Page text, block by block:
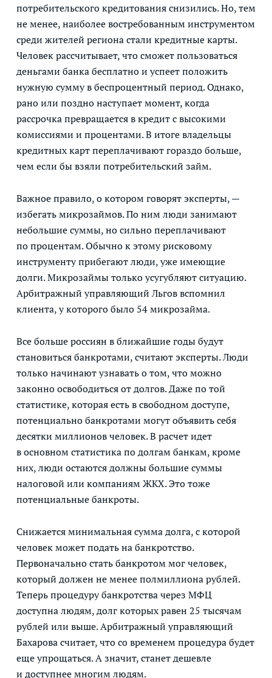
потребительского кредитования снизились. Но, тем
не менее, наиболее востребованным инструментом
среди жителей региона стали кредитные карты.
Человек рассчитывает, что сможет пользоваться
деньгами банка бесплатно и успеет положить
нужную сумму в беспроцентный период. Однако,
рано или поздно наступает момент, когда
рассрочка превращается в кредит с высокими
комиссиями и процентами. В итоге владельцы
кредитных карт переплачивают гораздо больше,
чем если бы взяли потребительский займ.
Важное правило, о котором говорят эксперты, —
избегать микрозаймов. По ним люди занимают
небольшие суммы, но сильно переплачивают
по процентам. Обычно к этому рисковому
инструменту прибегают люди, уже имеющие
долги. Микрозаймы только усугубляют ситуацию.
Арбитражный управляющий Льгов вспомнил
клиента, у которого было 54 микрозайма.
Все больше россиян в ближайшие годы будут
становиться банкротами, считают эксперты. Люди
только начинают узнавать о том, что можно
законно освободиться от долгов. Даже по той
статистике, которая есть в свободном доступе,
потенциально банкротами могут объявить себя
десятки миллионов человек. В расчет идет
в основном статистика по долгам банкам, кроме
них, люди остаются должны большие суммы
налоговой или компаниям ЖКХ. Это тоже
потенциальные банкроты.
Снижается минимальная сумма долга, с которой
человек может подать на банкротство.
Первоначально стать банкротом мог человек,
который должен не менее полмиллиона рублей.
Теперь процедуру банкротства через МФЦ
доступна людям, долг которых равен 25 тысячам
рублей или выше. Арбитражный управляющий
Бахарова считает, что со временем процедура будет
еще упрощаться. А значит, станет дешевле
и доступнее многим людям.